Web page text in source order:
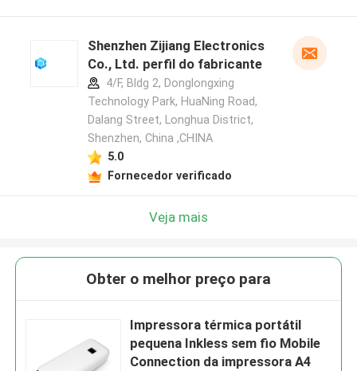
Shenzhen Zijiang Electronics
Co., Ltd. perfil do fabricante
4/F, Bldg 2, Donglongxing
Technology Park, HuaNing Road,
Dalang Street, Longhua District,
Shenzhen, China ,CHINA
5.0
Fornecedor verificado
Veja mais
Obter o melhor preço para
Impressora térmica portátil
pequena Inkless sem fio Mobile
Connection da impressora A4